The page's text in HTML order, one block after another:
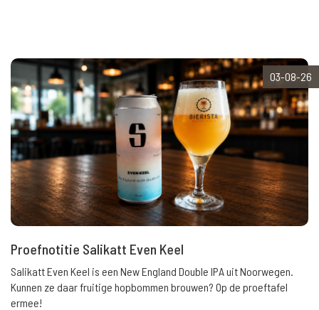
03-08-26
Proefnotitie Salikatt Even Keel
Salikatt Even Keel is een New England Double IPA uit Noorwegen.
Kunnen ze daar fruitige hopbommen brouwen? Op de proeftafel
ermee!